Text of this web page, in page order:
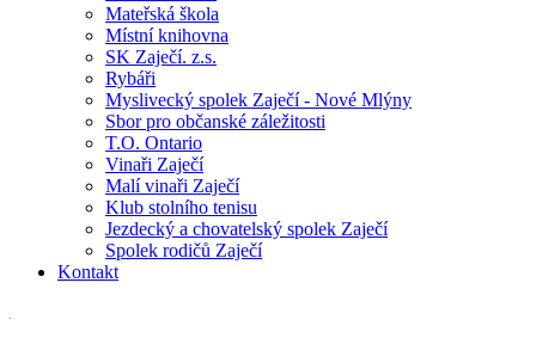
Mateřská škola
Místní knihovna
SK Zaječí. z.s.
Rybáři
Myslivecký spolek Zaječí - Nové Mlýny
Sbor pro občanské záležitosti
T.O. Ontario
Vinaři Zaječí
Malí vinaři Zaječí
Klub stolního tenisu
Jezdecký a chovatelský spolek Zaječí
Spolek rodičů Zaječí
Kontakt